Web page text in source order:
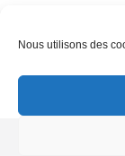
Nous utilisons des